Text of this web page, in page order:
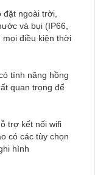
đặt ngoài trời,
và bụi (IP66,
mọi điều kiện thời
tính năng hồng
quan trọng để
trợ kết nối wifi
có các tùy chọn
hình